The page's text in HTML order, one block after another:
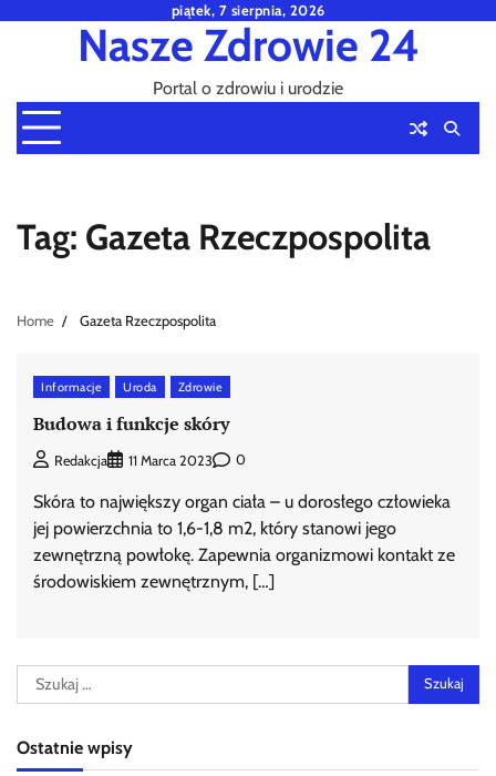
piątek, 7 sierpnia, 2026
Nasze Zdrowie 24
Portal o zdrowiu i urodzie
Tag: Gazeta Rzeczpospolita
Home Gazeta Rzeczpospolita
Informacje Uroda Zdrowie
Budowa i funkcje skóry
Redakcja 11 Marca 2023 0
Skóra to największy organ ciała – u dorosłego człowieka
jej powierzchnia to 1,6-1,8 m2, który stanowi jego
zewnętrzną powłokę. Zapewnia organizmowi kontakt ze
środowiskiem zewnętrznym, […]
Szukaj:
Ostatnie wpisy